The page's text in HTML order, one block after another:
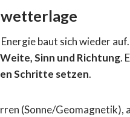
baut sich wieder
Weite, Sinn und Richtung.
Schritte setzen.
(Sonne/